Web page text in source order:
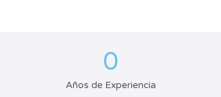
Años de Experiencia
0